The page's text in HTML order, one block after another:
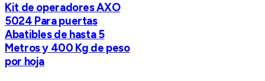
Kit de operadores AXO
5024 Para puertas
Abatibles de hasta 5
Metros y 400 Kg de peso
por hoja